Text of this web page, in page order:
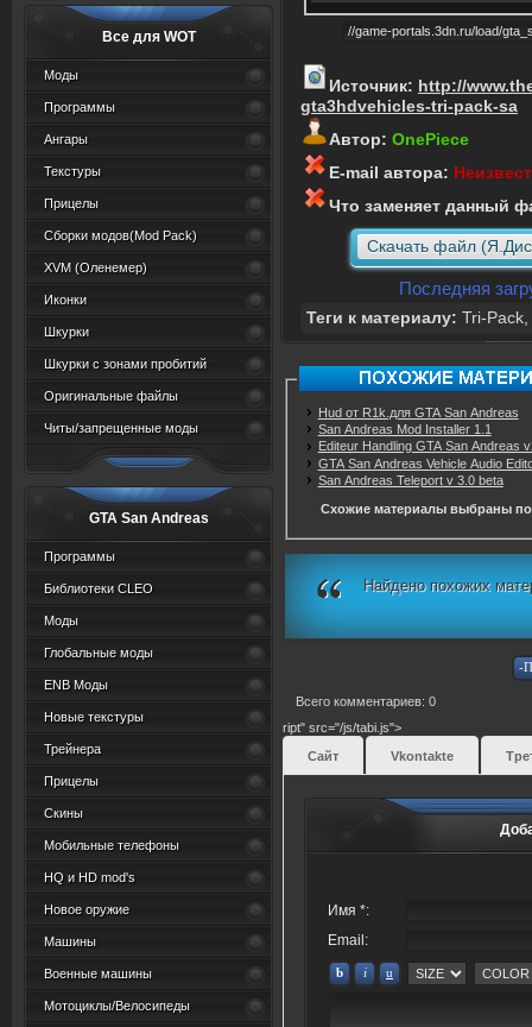
Все для WOT
Моды
Программы
Ангары
Текстуры
Прицелы
Сборки модов(Mod Pack)
XVM (Oленемер)
Иконки
Шкурки
Шкурки с зонами пробитий
Оригинальные файлы
Читы/запрещенные моды
GTA San Andreas
Программы
Библиотеки CLEO
Моды
Глобальные моды
ENB Моды
Новые текстуры
Трейнера
Прицелы
Скины
Мобильные телефоны
HQ и HD mod's
Новое оружие
Машины
Военные машины
Мотоциклы/Велосипеды
Источник: http://
gta3hdvehicles-tri-pack-sa
Автор: OnePiece
E-mail автора:
Что заменяет данный
Скачать файл
Последняя
Теги к материалу: Tri-Pack
Hud от R1k.для GTA San Andreas
San Andreas Mod Installer 1.1
Editeur Handling GTA San Andreas
GTA San Andreas Vehicle Audio
San Andreas Teleport v 3.0 beta
Схожие материалы выбраны по
Найдено похожих
Всего комментариев: 0
ript" src="/js/tabi.js">
Сайт
Vkontakte
Имя *:
Email: